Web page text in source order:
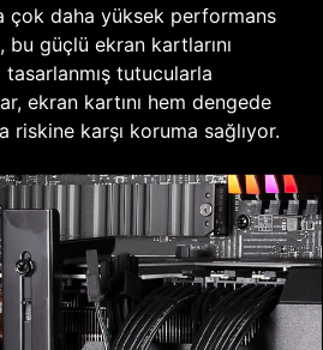
çok daha yüksek performans
güçlü ekran kartlarını
tutucularla
ekran kartını hem dengede
riskine karşı koruma sağlıyor.